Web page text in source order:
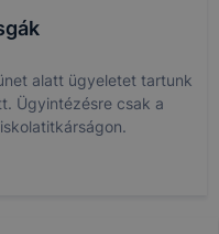
alatt ügyeletet tartunk
Ügyintézésre csak a